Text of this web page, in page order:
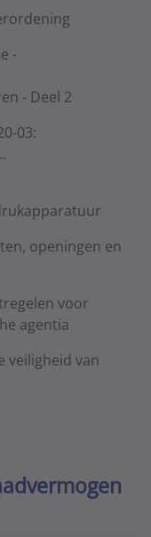
-
- Deel 2
03:
openingen en
voor
agentia
veiligheid van